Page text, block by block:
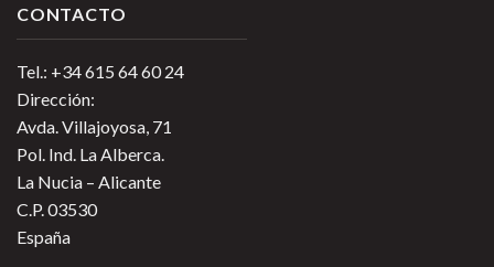
CONTACTO
Tel.: +34 615 64 60 24
Dirección:
Avda. Villajoyosa, 71
Pol. Ind. La Alberca.
La Nucia – Alicante
C.P. 03530
España